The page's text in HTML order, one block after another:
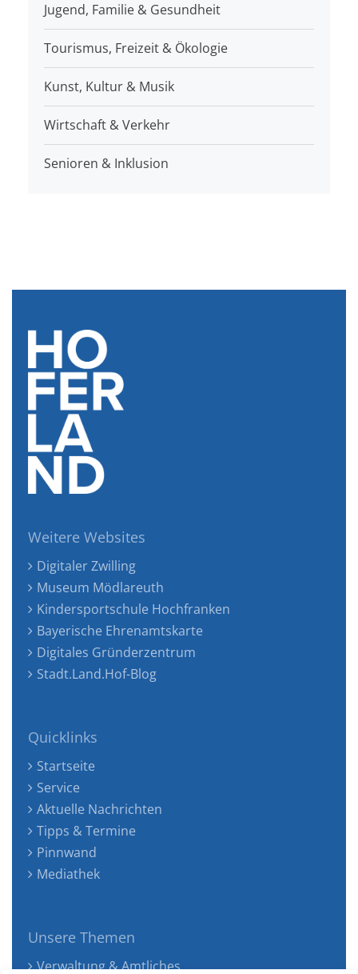
Jugend, Familie & Gesundheit
Tourismus, Freizeit & Ökologie
Kunst, Kultur & Musik
Wirtschaft & Verkehr
Senioren & Inklusion
Weitere Websites
Digitaler Zwilling
Museum Mödlareuth
Kindersportschule Hochfranken
Bayerische Ehrenamtskarte
Digitales Gründerzentrum
Stadt.Land.Hof-Blog
Quicklinks
Startseite
Service
Aktuelle Nachrichten
Tipps & Termine
Pinnwand
Mediathek
Unsere Themen
Verwaltung & Amtliches